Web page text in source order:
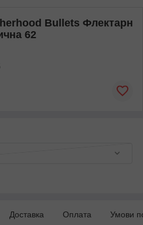
Bullets Флектарн
62
Доставка Оплата Умови